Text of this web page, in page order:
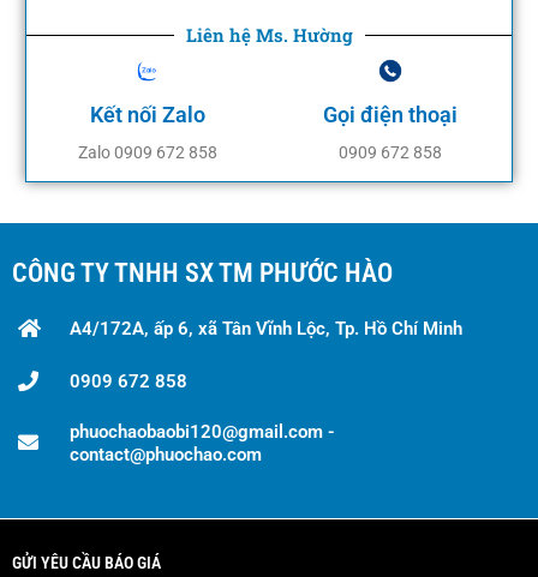
Liên hệ Ms. Hường
Kết nối Zalo
Zalo 0909 672 858
Gọi điện thoại
0909 672 858
CÔNG TY TNHH SX TM PHƯỚC HÀO
A4/172A, ấp 6, xã Tân Vĩnh Lộc, Tp. Hồ Chí Minh
0909 672 858
phuochaobaobi120@gmail.com -
contact@phuochao.com
GỬI YÊU CẦU BÁO GIÁ